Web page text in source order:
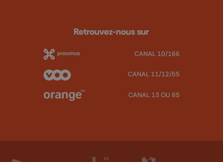
Retrouvez-nous sur
CANAL 10/166
CANAL 11/12/55
CANAL 13 OU 65